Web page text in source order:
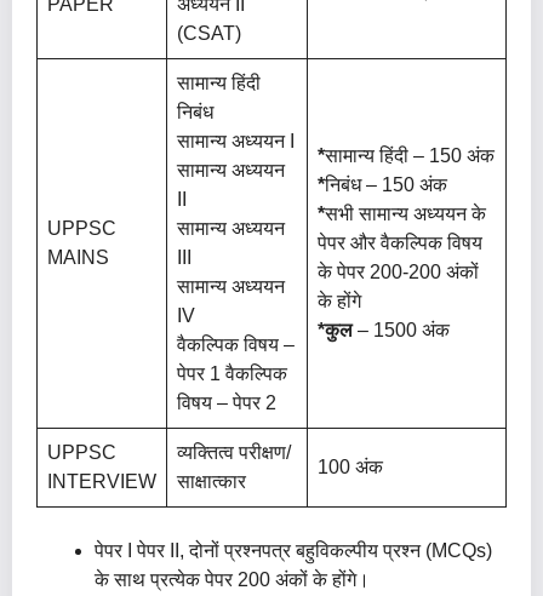
PAPER
अध्ययन II
(CSAT)
UPPSC
MAINS
सामान्य हिंदी
निबंध
सामान्य अध्ययन I
सामान्य अध्ययन
सामान्य अध्ययन
सामान्य अध्ययन
IV
वैकल्पिक विषय –
पेपर 1 वैकल्पिक
विषय – पेपर 2
*सामान्य हिंदी – 150 अंक
*निबंध – 150 अंक
*सभी सामान्य अध्ययन के
पेपर और वैकल्पिक विषय
के पेपर 200-200 अंकों
के होंगे
*कुल– 1500 अंक
UPPSC
INTERVIEW
व्यक्तित्व परीक्षण/
साक्षात्कार
100 अंक
पेपर I पेपर II, दोनों प्रश्नपत्र बहुविकल्पीय प्रश्न (MCQs)
के साथ प्रत्येक पेपर 200 अंकों के होंगे।